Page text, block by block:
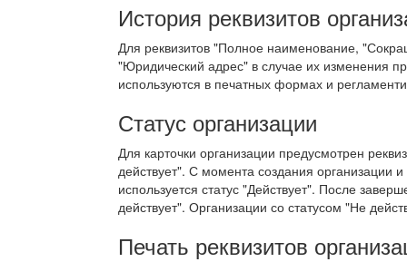
История реквизитов
Для реквизитов "Полное наименование,
"Юридический адрес" в случае их изменения
используются в печатных формах и
Статус организации
Для карточки организации предусмотрен
действует". С момента создания организации
используется статус "Действует". После
действует". Организации со статусом "Не
Печать реквизитов